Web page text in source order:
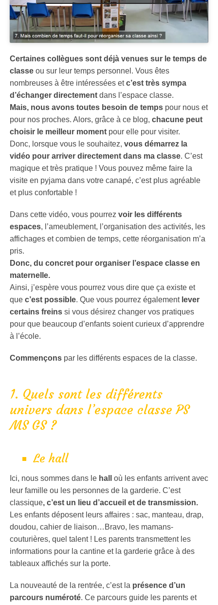
Certaines collègues sont déjà venues sur le temps de
classe ou sur leur temps personnel. Vous êtes
nombreuses à être intéressées etc’est très sympa
d’échanger directement dans l’espace classe.
Mais, nous avons toutes besoin de temps pour nous et
pour nos proches. Alors, grâce à ce blog, chacune peut
choisir le meilleur moment pour elle pour visiter.
Donc, lorsque vous le souhaitez, vous démarrez la
vidéo pour arriver directement dans ma classe. C’est
magique et très pratique ! Vous pouvez même faire la
visite en pyjama dans votre canapé, c’est plus agréable
et plus confortable !
Dans cette vidéo, vous pourrez voir les différents
espaces, l’ameublement, l’organisation des activités, les
affichages et combien de temps, cette réorganisation m’a
pris.
Donc, du concret pour organiser l’espace classe en
maternelle.
Ainsi, j’espère vous pourrez vous dire que ça existe et
que c’est possible. Que vous pourrez également lever
certains freins si vous désirez changer vos pratiques
pour que beaucoup d’enfants soient curieux d’apprendre
à l’école.
Commençons par les différents espaces de la classe.
1. Quels sont les différents
univers dans l’espace classe PS
MS GS ?
Le hall
Ici, nous sommes dans le hall
où les enfants arrivent avec
leur famille ou les personnes de la garderie. C’est
classique, c’est un lieu d’accueil et de transmission.
Les enfants déposent leurs affaires : sac, manteau, drap,
doudou, cahier de liaison…Bravo, les mamans-
couturières, quel talent ! Les parents transmettent les
informations pour la cantine et la garderie grâce à des
tableaux affichés sur la porte.
La nouveauté de la rentrée, c’est la présence d’un
parcours numéroté. Ce parcours guide les parents et